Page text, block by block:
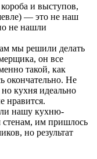
и выступов,
— это не наш
не нашли
мы решили делать
он все
такой, как
окончательно. Не
кухня идеально
нравится.
нашу кухню-
им пришлось
но результат